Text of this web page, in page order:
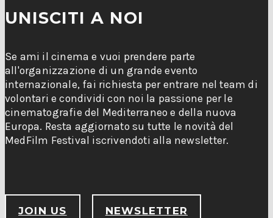
UNISCITI A NOI
Se ami il cinema e vuoi prendere parte
all'organizzazione di un grande evento
internazionale, fai richiesta per entrare nel team di
volontari e condividi con noi la passione per le
cinematografie del Mediterraneo e della nuova
Europa. Resta aggiornato su tutte le novità del
MedFilm Festival iscrivendoti alla newsletter.
JOIN US NEWSLETTER